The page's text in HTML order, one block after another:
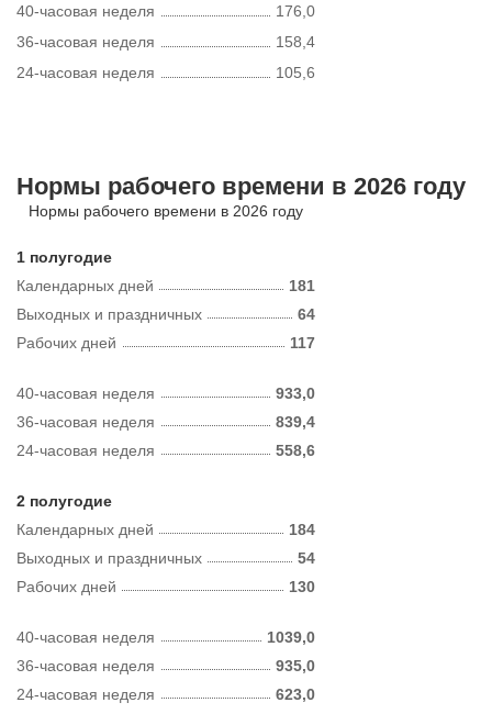
40-часовая неделя
176,0
36-часовая неделя
158,4
24-часовая неделя
105,6
Нормы рабочего времени в 2026 году
Нормы рабочего времени в 2026 году
1 полугодие
Календарных дней
181
Рабочих дней 117
Выходных и праздничных 64
40-часовая неделя
933,0
36-часовая неделя
839,4
24-часовая неделя
558,6
2 полугодие
Календарных дней
184
Рабочих дней 130
Выходных и праздничных 54
40-часовая неделя
1039,0
36-часовая неделя
935,0
24-часовая неделя
623,0